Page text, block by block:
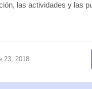
las actividades y las
23, 2018